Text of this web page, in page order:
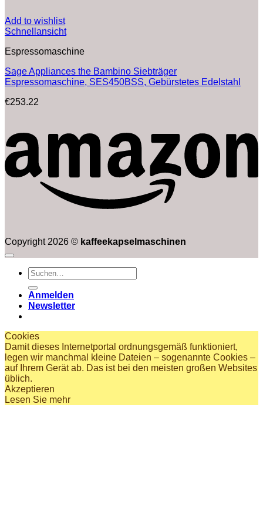
Add to wishlist
Schnellansicht
Espressomaschine
Sage Appliances the Bambino Siebträger
Espressomaschine, SES450BSS, Gebürstetes Edelstahl
€253.22
Copyright 2026 © kaffeekapselmaschinen
Suchen
nach:
Anmelden
Newsletter
Cookies
Damit dieses Internetportal ordnungsgemäß funktioniert,
legen wir manchmal kleine Dateien – sogenannte Cookies –
auf Ihrem Gerät ab. Das ist bei den meisten großen Websites
üblich.
Akzeptieren
Lesen Sie mehr